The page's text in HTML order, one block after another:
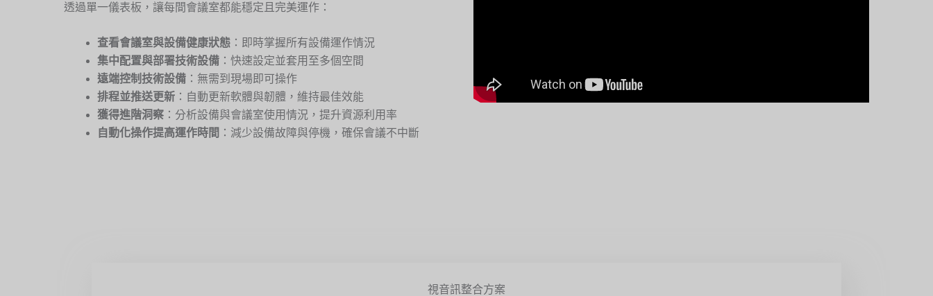
透過單一儀表板，讓每間會議室都能穩定且完美運作：
查看會議室與設備健康狀態 ：即時掌握所有設備運作情況
集中配置與部署技術設備 ：快速設定並套用至多個空間
遠端控制技術設備 ：無需到現場即可操作
排程並推送更新 ：自動更新軟體與韌體，維持最佳效能
獲得進階洞察 ：分析設備與會議室使用情況，提升資源利用率
自動化操作提高運作時間 ：減少設備故障與停機，確保會議不中斷
視音訊整合方案